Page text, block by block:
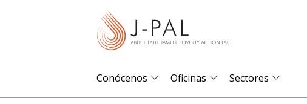
Conócenos Oficinas Sectores